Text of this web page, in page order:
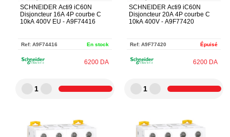
SCHNEIDER Acti9 iC60N
Disjoncteur 16A 4P courbe C
10kA 400V EU - A9F74416
Ref: A9F74416 En stock
6200 DA
1
SCHNEIDER Acti9 iC60N
Disjoncteur 20A 4P courbe C
10kA 400V - A9F77420
Ref: A9F77420 Épuisé
6200 DA
1